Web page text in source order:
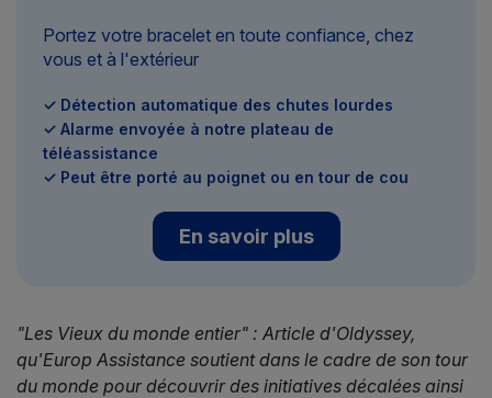
Portez votre bracelet en toute confiance, chez
vous et à l'extérieur
✓ Détection automatique des chutes lourdes
✓ Alarme envoyée à notre plateau de
téléassistance
✓ Peut être porté au poignet ou en tour de cou
En savoir plus
"Les Vieux du monde entier" : Article d'Oldyssey,
qu'Europ Assistance soutient dans le cadre de son tour
du monde pour découvrir des initiatives décalées ainsi